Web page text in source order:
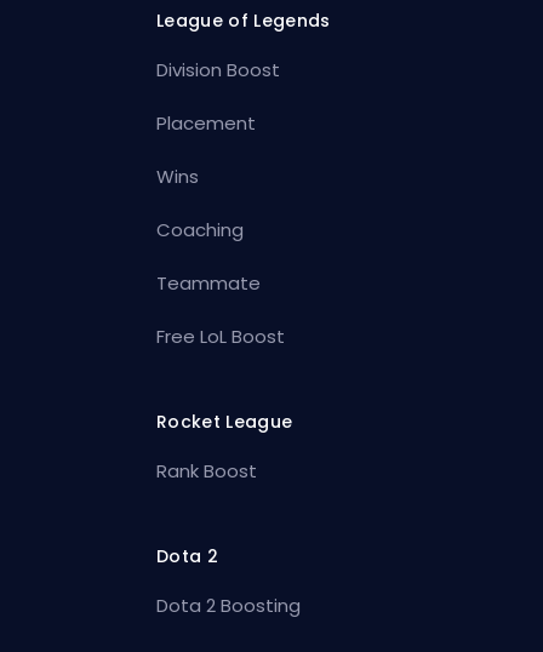
League of Legends
Division Boost
Placement
Wins
Coaching
Teammate
Free LoL Boost
Rocket League
Rank Boost
Dota 2
Dota 2 Boosting